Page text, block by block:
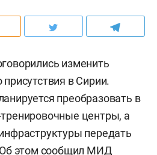
изменить
в Сирии.
преобразовать в
центры, а
передать
Об этом сообщил МИД